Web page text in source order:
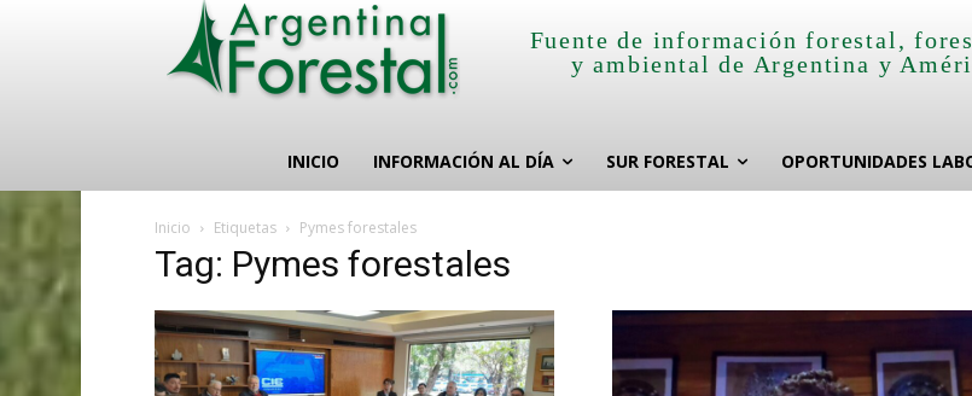
Fuente de información forestal,
y ambiental de Argentina y
INICIO INFORMACIÓN AL DÍA SUR FORESTAL OPORTUNIDADES
Inicio Etiquetas Pymes forestales
Tag: Pymes forestales